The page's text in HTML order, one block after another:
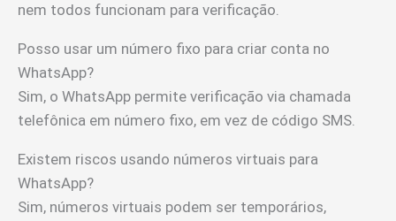
nem todos funcionam para verificação.
Posso usar um número fixo para criar conta no
WhatsApp?
Sim, o WhatsApp permite verificação via chamada
telefônica em número fixo, em vez de código SMS.
Existem riscos usando números virtuais para
WhatsApp?
Sim, números virtuais podem ser temporários,